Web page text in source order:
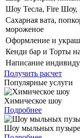
Шоу Тесла, Fire Шоу,
Сахарная вата,
мороженое
Оформление и
Кенди бар и Торты на
Написание
Получить расчет
Популярные услуги
Химическое шоу
Подробнее
Шоу мыльных